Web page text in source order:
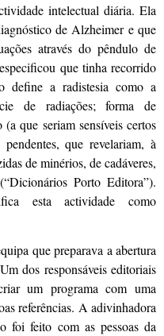
intelectual diária. Ela
de Alzheimer e que
através do pêndulo de
que tinha recorrido
define a radistesia como a
de radiações; forma de
que seriam sensíveis certos
que revelariam, à
de minérios, de cadáveres,
Porto Editora”).
esta actividade como
que preparava a abertura
dos responsáveis editoriais
um programa com uma
referências. A adivinhadora
foi feito com as pessoas da